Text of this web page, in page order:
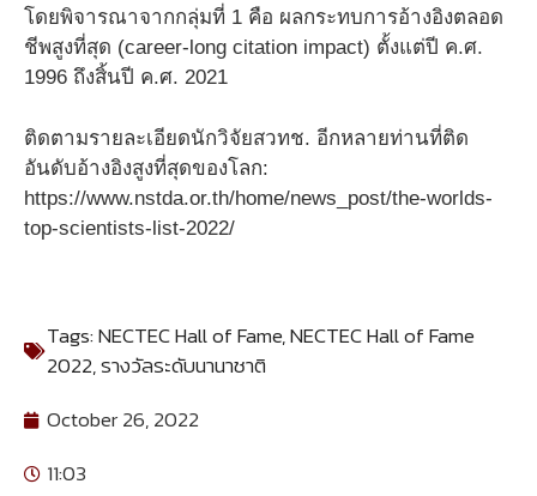
โดยพิจารณาจากกลุ่มที่ 1 คือ ผลกระทบการอ้างอิงตลอด
ชีพสูงที่สุด (career-long citation impact) ตั้งแต่ปี ค.ศ.
1996 ถึงสิ้นปี ค.ศ. 2021
ติดตามรายละเอียดนักวิจัยสวทช. อีกหลายท่านที่ติด
อันดับอ้างอิงสูงที่สุดของโลก:
https://www.nstda.or.th/home/news_post/the-worlds-
top-scientists-list-2022/
Tags:NECTEC Hall of Fame,NECTEC Hall of Fame
2022,รางวัลระดับนานาชาติ
October 26, 2022
11:03